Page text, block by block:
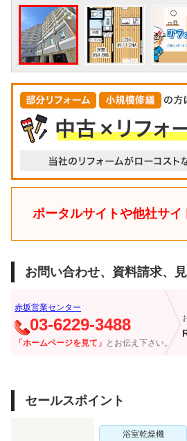
ポータルサイトや他社サイ
お問い合わせ、資料請求、
赤坂営業センター
03-6229-3488
「ホームページを見て」 とお伝え下さい。
セールスポイント
浴室乾燥機